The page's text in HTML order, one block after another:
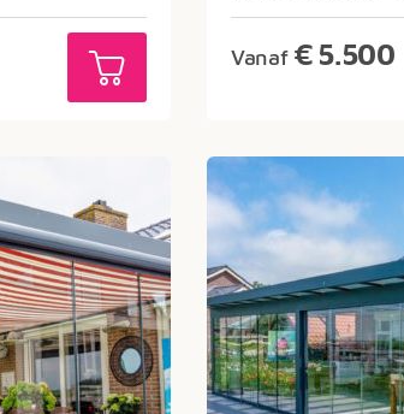
Vanaf € 5.500